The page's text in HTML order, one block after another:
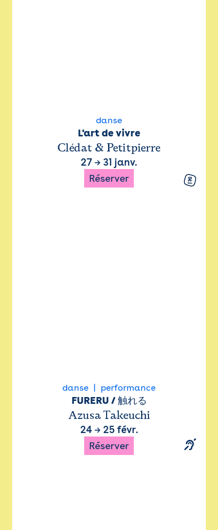
danse
L'art de vivre
Clédat & Petitpierre
27 → 31 janv.
Réserver
danse performance
FURERU / 触れる
Azusa Takeuchi
24→ 25 févr.
Réserver